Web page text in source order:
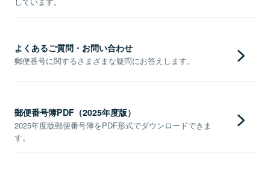
よくあるご質問・お問い合わせ
郵便番号に関するさまざまな疑問にお答えします。
郵便番号簿PDF（2025年度版）
2025年度版郵便番号簿をPDF形式でダウンロードできま
す。